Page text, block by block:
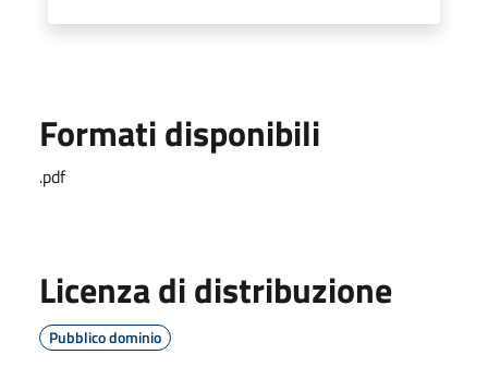
Formati disponibili
.pdf
Licenza di distribuzione
Pubblico dominio